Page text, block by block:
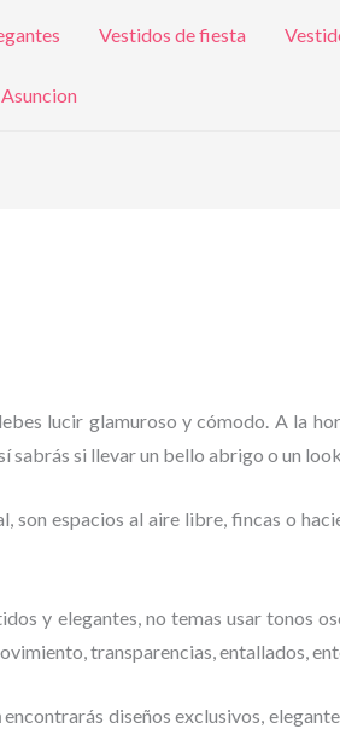
Vestidos de fiesta
lucir glamuroso y cómodo. A la
si llevar un bello abrigo o un
espacios al aire libre, fincas o
y elegantes, no temas usar tonos
transparencias, entallados,
encontrarás diseños exclusivos,